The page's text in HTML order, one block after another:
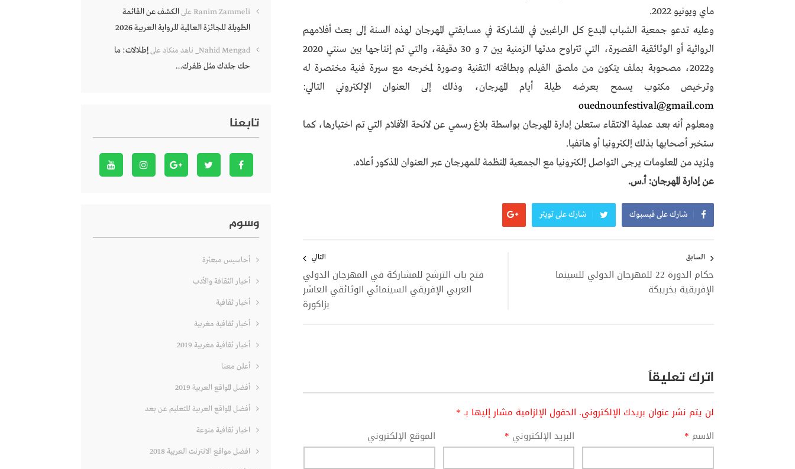
ماي ويونيو 2022.
وعليه تدعو جمعية الشباب المبدع كل الراغبين في المشاركة في مسابقتي المهرجان لهذه السنة إلى بعث أفلامهم
الروائية أو الوثائقية القصيرة، التي تتراوح مدتها الزمنية بين 7 و 30 دقيقة، والتي تم إنتاجها بين سنتي 2020
و2022، مصحوبة بملف يتكون من ملصق الفيلم وبطاقته التقنية وصورة لمخرجه مع سيرة فنية مختصرة له
وترخيص مكتوب يسمح بعرضه طيلة أيام المهرجان، وذلك إلى العنوان الإلكتروني التالي:
ouednounfestival@gmail.com
ومعلوم أنه بعد عملية الانتقاء ستعلن إدارة المهرجان بواسطة بلاغ رسمي عن لائحة الأفلام التي تم اختيارها، كما
ستخبر أصحابها بذلك إلكترونيا أو هاتفيا.
ولمزيد من المعلومات يرجى التواصل إلكترونيا مع الجمعية المنظمة للمهرجان عبر العنوان المذكور أعلاه.
عن إدارة المهرجان: أ.س.
شارك على فيسبوك شارك على تويتر
المقالات
السابق
‬حكام الدورة 22 للمهرجان الدولي للسينما
الإفريقية بخريبكة
التالي
فتح باب الترشح للمشاركة في المهرجان الدولي
العربي الإفريقي السينمائي الوثائقي العاشر
بزاكورة
اترك تعليقاً
لن يتم نشر عنوان بريدك الإلكتروني. الحقول الإلزامية مشار إليها بـ*
الاسم * البريد الإلكتروني * الموقع الإلكتروني
Ranim Zammeli علىالكشف عن القائمة
الطويلة للجائزة العالمية للرواية العربية 2026
Nahid Mengad_ ناهد منكاد علىإطلالات: ما
حك جلدك مثل ظفرك…
تابعنا
وسوم
أحاسيس مبعثرة
أخبار الثقافة والأدب
أخبار ثقافية
أخبار ثقافية مغربية
أخبار ثقافية مغربية 2019
أعلن معنا
أفضل المواقع العربية 2019
أفضل المواقع العربية للتعليم عن بعد
اخبار ثقافية منوعة
افضل مواقع الانترنت العربية 2018